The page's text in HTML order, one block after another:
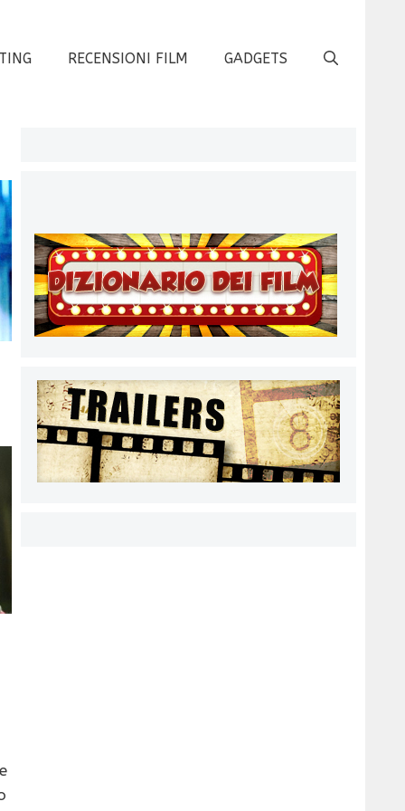
RECENSIONI FILM GADGETS